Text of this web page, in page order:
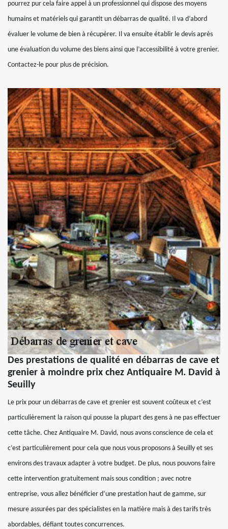
pourrez pur cela faire appel à un professionnel qui dispose des moyens
humains et matériels qui garantit un débarras de qualité. Il va d’abord
évaluer le volume de bien à récupérer. Il va ensuite établir le devis après
une évaluation du volume des biens ainsi que l’accessibilité à votre grenier.
Contactez-le pour plus de précision.
Des prestations de qualité en débarras de cave et
grenier à moindre prix chez Antiquaire M. David à
Seuilly
Le prix pour un débarras de cave et grenier est souvent coûteux et c’est
particulièrement la raison qui pousse la plupart des gens à ne pas effectuer
cette tâche. Chez Antiquaire M. David, nous avons conscience de cela et
c’est particulièrement pour cela que nous vous proposons à Seuilly et ses
environs des travaux adapter à votre budget. De plus, nous pouvons faire
cette intervention gratuitement mais sous condition ; avec notre
entreprise, vous allez bénéficier d’une prestation haut de gamme, sur
mesure assurées par des spécialistes en la matière mais à des tarifs très
abordables, défiant toutes concurrences.